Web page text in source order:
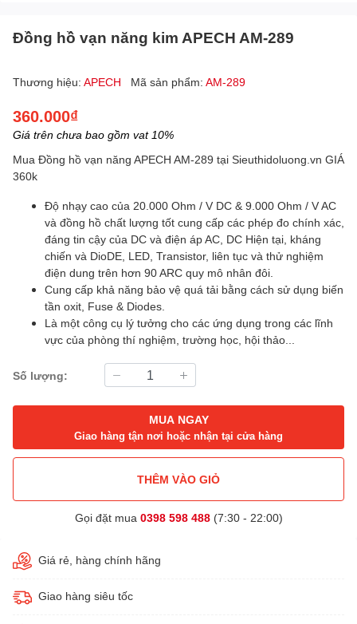
Đồng hồ vạn năng kim APECH AM-289
Thương hiệu: APECH Mã sản phẩm: AM-289
360.000₫
Giá trên chưa bao gồm vat 10%
Mua Đồng hồ vạn năng APECH AM-289 tại Sieuthidoluong.vn GIÁ
360k
Độ nhạy cao của 20.000 Ohm / V DC & 9.000 Ohm / V AC
và đồng hồ chất lượng tốt cung cấp các phép đo chính xác,
đáng tin cậy của DC và điện áp AC, DC Hiện tại, kháng
chiến và DioDE, LED, Transistor, liên tục và thử nghiệm
điện dung trên hơn 90 ARC quy mô nhân đôi.
Cung cấp khả năng bảo vệ quá tải bằng cách sử dụng biến
tần oxit, Fuse & Diodes.
Là một công cụ lý tưởng cho các ứng dụng trong các lĩnh
vực của phòng thí nghiệm, trường học, hội thảo...
Số lượng:
MUA NGAY
Giao hàng tận nơi hoặc nhận tại cửa hàng
THÊM VÀO GIỎ
Gọi đặt mua 0398 598 488(7:30 - 22:00)
Giá rẻ, hàng chính hãng
Giao hàng siêu tốc